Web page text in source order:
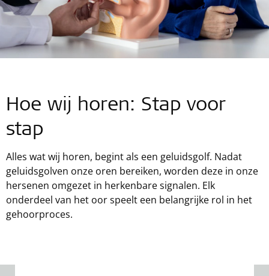
Hoe wij horen: Stap voor
stap
Alles wat wij horen, begint als een geluidsgolf. Nadat
geluidsgolven onze oren bereiken, worden deze in onze
hersenen omgezet in herkenbare signalen. Elk
onderdeel van het oor speelt een belangrijke rol in het
gehoorproces.